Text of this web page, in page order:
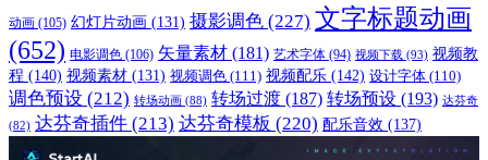
动画 (105) 幻灯片动画 (131) 摄影调色 (227) 文字标题动画
(652) 电影调色 (106) 矢量素材 (181) 艺术字体 (94) 视频下载 (93) 视频教
程 (140) 视频素材 (131) 视频调色 (111) 视频配乐 (142) 设计字体 (110)
调色预设 (212) 转场动画 (88) 转场过渡 (187) 转场预设 (193) 达芬奇
(82) 达芬奇插件 (213) 达芬奇模板 (220) 配乐音效 (137)